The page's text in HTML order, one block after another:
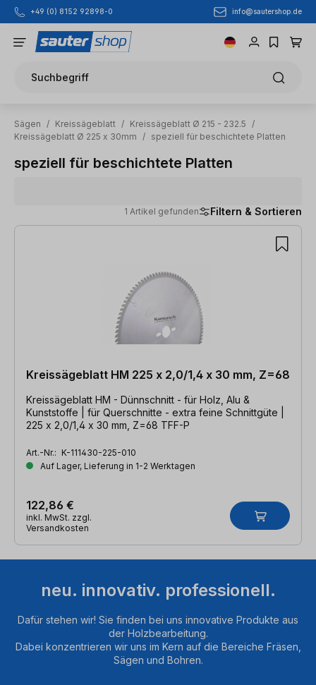
Zum Hauptinhalt springen
+49 (0) 8152 92898-0 info@sautershop.de
Suchbegriff
Sägen / Kreissägeblatt / Kreissägeblatt Ø 215 - 232.5
/
Kreissägeblatt Ø 225 x 30mm
/ speziell für beschichtete Platten
speziell für beschichtete Platten
1 Artikel gefunden Filtern & Sortieren
1 Artikel gefunden
Kreissägeblatt HM 225 x 2,0/1,4 x 30 mm, Z=68
Kreissägeblatt HM - Dünnschnitt - für Holz, Alu &
Kunststoffe | für Querschnitte - extra feine Schnittgüte |
225 x 2,0/1,4 x 30 mm, Z=68 TFF-P
Art.-Nr.: K-111430-225-010
Auf Lager, Lieferung in 1-2 Werktagen
122,86 €
inkl. MwSt. zzgl.
Versandkosten
neu. innovativ. professionell.
Dafür stehen wir! Sie finden bei uns innovative Produkte aus
der Holzbearbeitung.
Dabei konzentrieren wir uns im Kern auf die Bereiche Fräsen,
Sägen und Bohren.